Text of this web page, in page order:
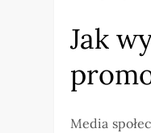
Jak
Media